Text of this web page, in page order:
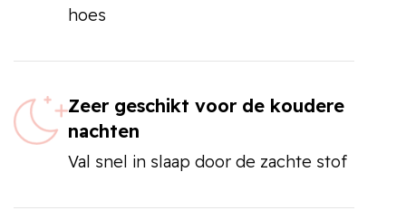
hoes
Zeer geschikt voor de koudere
nachten
Val snel in slaap door de zachte stof